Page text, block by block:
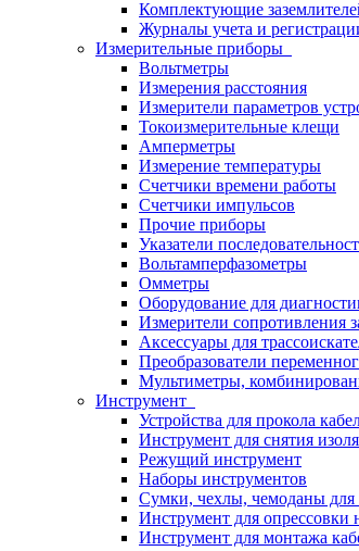
Комплектующие
Журналы учета и
Измерительные приборы
Вольтметры
Измерения расстояния
Измерители параметров
Токоизмерительные клещи
Амперметры
Измерение температуры
Счетчики времени работы
Счетчики импульсов
Прочие приборы
Указатели
Вольтамперфазометры
Омметры
Оборудование для
Измерители сопротивления
Аксессуары для
Преобразователи
Мультиметры,
Инструмент
Устройства для прокола
Инструмент для снятия
Режущий инструмент
Наборы инструментов
Сумки, чехлы, чемоданы для
Инструмент для опрессовки
Инструмент для монтажа